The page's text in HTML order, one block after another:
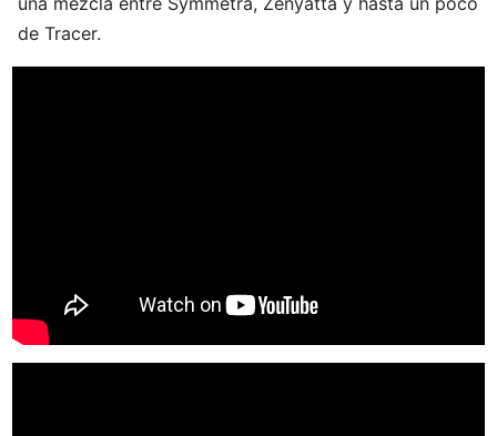
de Tracer.